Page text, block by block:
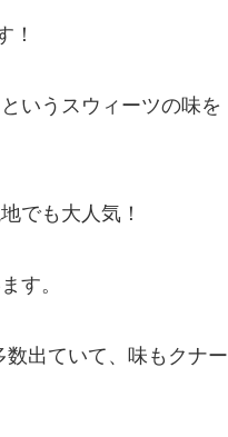
！
いうスウィーツの味を
でも大人気！
す。
出ていて、味もクナー